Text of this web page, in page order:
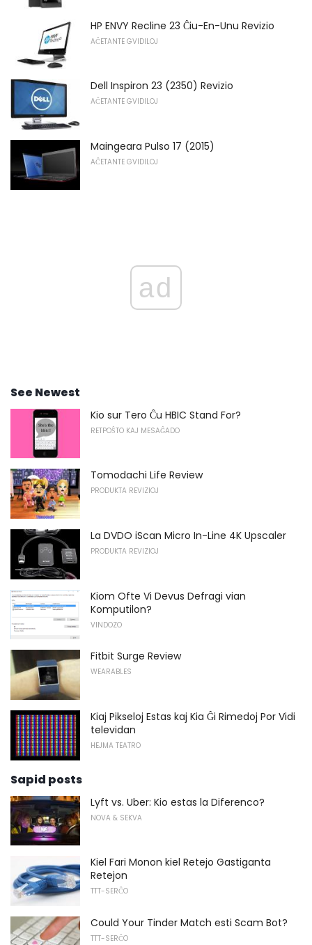
HP ENVY Recline 23 Ĉiu-En-Unu Revizio
AĈETANTE GVIDILOJ
Dell Inspiron 23 (2350) Revizio
AĈETANTE GVIDILOJ
Maingeara Pulso 17 (2015)
AĈETANTE GVIDILOJ
ad
See Newest
Kio sur Tero Ĉu HBIC Stand For?
RETPOŜTO KAJ MESAĜADO
Tomodachi Life Review
PRODUKTA REVIZIOJ
La DVDO iScan Micro In-Line 4K Upscaler
PRODUKTA REVIZIOJ
Kiom Ofte Vi Devus Defragi vian
Komputilon?
VINDOZO
Fitbit Surge Review
WEARABLES
Kiaj Pikseloj Estas kaj Kia Ĝi Rimedoj Por Vidi
televidan
HEJMA TEATRO
Sapid posts
Lyft vs. Uber: Kio estas la Diferenco?
NOVA & SEKVA
Kiel Fari Monon kiel Retejo Gastiganta
Retejon
TTT-SERĈO
Could Your Tinder Match esti Scam Bot?
TTT-SERĈO